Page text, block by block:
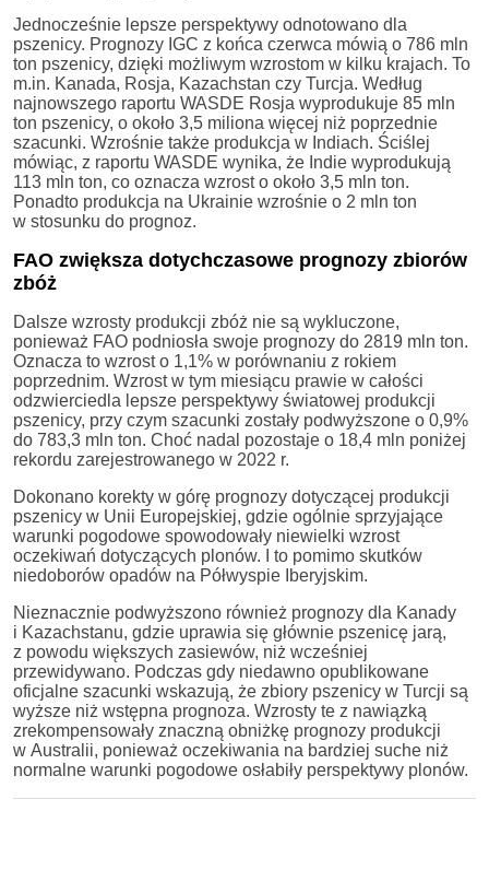
Jednocześnie lepsze perspektywy odnotowano dla
pszenicy. Prognozy IGC z końca czerwca mówią o 786 mln
ton pszenicy, dzięki możliwym wzrostom w kilku krajach. To
m.in. Kanada, Rosja, Kazachstan czy Turcja. Według
najnowszego raportu WASDE Rosja wyprodukuje 85 mln
ton pszenicy, o około 3,5 miliona więcej niż poprzednie
szacunki. Wzrośnie także produkcja w Indiach. Ściślej
mówiąc, z raportu WASDE wynika, że Indie wyprodukują
113 mln ton, co oznacza wzrost o około 3,5 mln ton.
Ponadto produkcja na Ukrainie wzrośnie o 2 mln ton
w stosunku do prognoz.
FAO zwiększa dotychczasowe prognozy zbiorów
zbóż
Dalsze wzrosty produkcji zbóż nie są wykluczone,
ponieważ FAO podniosła swoje prognozy do 2819 mln ton.
Oznacza to wzrost o 1,1% w porównaniu z rokiem
poprzednim. Wzrost w tym miesiącu prawie w całości
odzwierciedla lepsze perspektywy światowej produkcji
pszenicy, przy czym szacunki zostały podwyższone o 0,9%
do 783,3 mln ton. Choć nadal pozostaje o 18,4 mln poniżej
rekordu zarejestrowanego w 2022 r.
Dokonano korekty w górę prognozy dotyczącej produkcji
pszenicy w Unii Europejskiej, gdzie ogólnie sprzyjające
warunki pogodowe spowodowały niewielki wzrost
oczekiwań dotyczących plonów. I to pomimo skutków
niedoborów opadów na Półwyspie Iberyjskim.
Nieznacznie podwyższono również prognozy dla Kanady
i Kazachstanu, gdzie uprawia się głównie pszenicę jarą,
z powodu większych zasiewów, niż wcześniej
przewidywano. Podczas gdy niedawno opublikowane
oficjalne szacunki wskazują, że zbiory pszenicy w Turcji są
wyższe niż wstępna prognoza. Wzrosty te z nawiązką
zrekompensowały znaczną obniżkę prognozy produkcji
w Australii, ponieważ oczekiwania na bardziej suche niż
normalne warunki pogodowe osłabiły perspektywy plonów.